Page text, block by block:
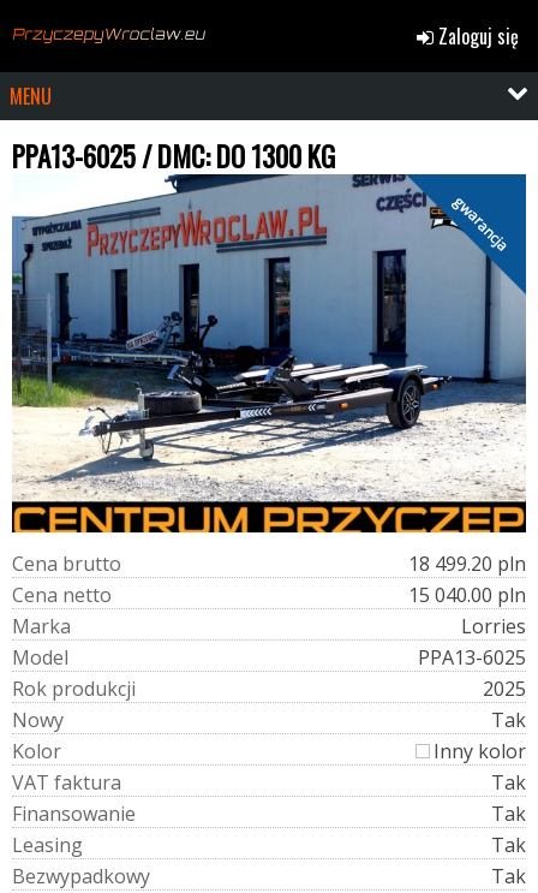
Zaloguj się
MENU
PPA13-6025 / DMC: DO 1300 KG
gwarancja
Cena brutto
18 499.20 pln
Cena netto
15 040.00 pln
Marka
Lorries
Model
PPA13-6025
Rok produkcji
2025
Nowy
Tak
Kolor
Inny kolor
VAT faktura
Tak
Finansowanie
Tak
Leasing
Tak
Bezwypadkowy
Tak